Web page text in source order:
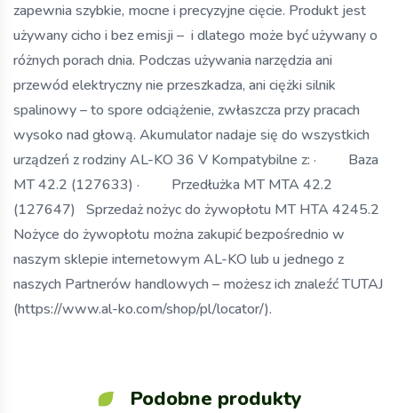
zapewnia szybkie, mocne i precyzyjne cięcie. Produkt jest
używany cicho i bez emisji – i dlatego może być używany o
różnych porach dnia. Podczas używania narzędzia ani
przewód elektryczny nie przeszkadza, ani ciężki silnik
spalinowy – to spore odciążenie, zwłaszcza przy pracach
wysoko nad głową. Akumulator nadaje się do wszystkich
urządzeń z rodziny AL-KO 36 V Kompatybilne z: · Baza
MT 42.2 (127633) · Przedłużka MT MTA 42.2
(127647) Sprzedaż nożyc do żywopłotu MT HTA 4245.2
Nożyce do żywopłotu można zakupić bezpośrednio w
naszym sklepie internetowym AL-KO lub u jednego z
naszych Partnerów handlowych – możesz ich znaleźć TUTAJ
(https://www.al-ko.com/shop/pl/locator/).
Podobne produkty